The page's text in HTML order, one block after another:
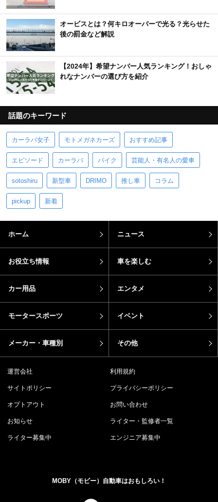
オービスとは？何キロオーバーで光る？光らせた
後の罰金など解説
【2024年】希望ナンバー人気ランキング！おしゃ
れなナンバーの選び方を紹介
話題のキーワード
カーラバ女子 モトメガネカーズ おすすめ記事
エピソード カーラバ バイク 芸能人・有名人の愛車
sotoshiru 新型車 DRIMO 推し車 コラム
pickup 新着
ホーム ニュース
お役立ち情報 車を楽しむ
カー用品 エンタメ
モータースポーツ イベント
メーカー・車種別 その他
運営会社 利用規約
サイトポリシー プライバシーポリシー
オプトアウト お問い合わせ
お知らせ ライター・監修者一覧
ライター募集中 エンジニア募集中
MOBY（モビー）自動車はおもしろい！